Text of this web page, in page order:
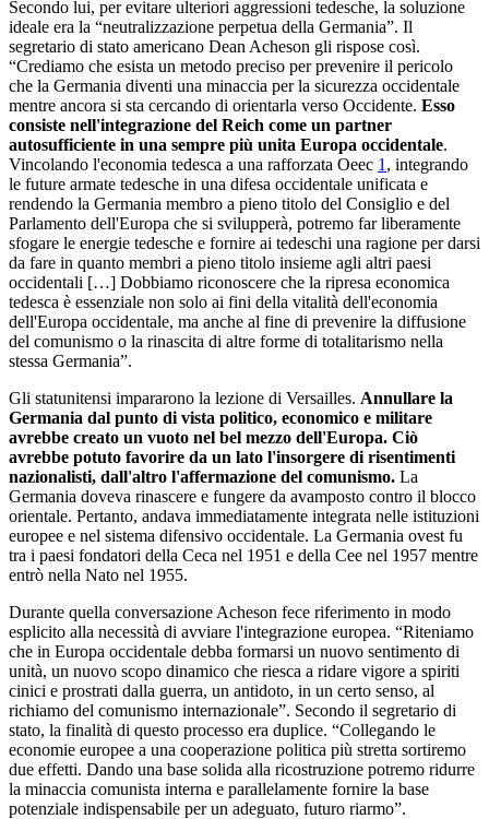
Secondo lui, per evitare ulteriori aggressioni tedesche, la soluzione
ideale era la “neutralizzazione perpetua della Germania”. Il
segretario di stato americano Dean Acheson gli rispose così.
“Crediamo che esista un metodo preciso per prevenire il pericolo
che la Germania diventi una minaccia per la sicurezza occidentale
mentre ancora si sta cercando di orientarla verso Occidente. Esso
consiste nell'integrazione del Reich come un partner
autosufficiente in una sempre più unita Europa occidentale.
Vincolando l'economia tedesca a una rafforzata Oeec 1 , integrando
le future armate tedesche in una difesa occidentale unificata e
rendendo la Germania membro a pieno titolo del Consiglio e del
Parlamento dell'Europa che si svilupperà, potremo far liberamente
sfogare le energie tedesche e fornire ai tedeschi una ragione per darsi
da fare in quanto membri a pieno titolo insieme agli altri paesi
occidentali […] Dobbiamo riconoscere che la ripresa economica
tedesca è essenziale non solo ai fini della vitalità dell'economia
dell'Europa occidentale, ma anche al fine di prevenire la diffusione
del comunismo o la rinascita di altre forme di totalitarismo nella
stessa Germania”.
Gli statunitensi impararono la lezione di Versailles. Annullare la
Germania dal punto di vista politico, economico e militare
avrebbe creato un vuoto nel bel mezzo dell'Europa. Ciò
avrebbe potuto favorire da un lato l'insorgere di risentimenti
nazionalisti, dall'altro l'affermazione del comunismo. La
Germania doveva rinascere e fungere da avamposto contro il blocco
orientale. Pertanto, andava immediatamente integrata nelle istituzioni
europee e nel sistema difensivo occidentale. La Germania ovest fu
tra i paesi fondatori della Ceca nel 1951 e della Cee nel 1957 mentre
entrò nella Nato nel 1955.
Durante quella conversazione Acheson fece riferimento in modo
esplicito alla necessità di avviare l'integrazione europea. “Riteniamo
che in Europa occidentale debba formarsi un nuovo sentimento di
unità, un nuovo scopo dinamico che riesca a ridare vigore a spiriti
cinici e prostrati dalla guerra, un antidoto, in un certo senso, al
richiamo del comunismo internazionale”. Secondo il segretario di
stato, la finalità di questo processo era duplice. “Collegando le
economie europee a una cooperazione politica più stretta sortiremo
due effetti. Dando una base solida alla ricostruzione potremo ridurre
la minaccia comunista interna e parallelamente fornire la base
potenziale indispensabile per un adeguato, futuro riarmo”.